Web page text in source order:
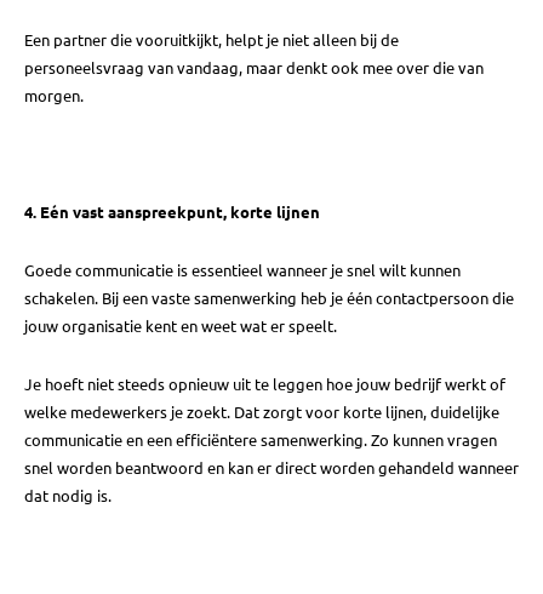
Een partner die vooruitkijkt, helpt je niet alleen bij de
personeelsvraag van vandaag, maar denkt ook mee over die van
morgen.
4. Eén vast aanspreekpunt, korte lijnen
Goede communicatie is essentieel wanneer je snel wilt kunnen
schakelen. Bij een vaste samenwerking heb je één contactpersoon die
jouw organisatie kent en weet wat er speelt.
Je hoeft niet steeds opnieuw uit te leggen hoe jouw bedrijf werkt of
welke medewerkers je zoekt. Dat zorgt voor korte lijnen, duidelijke
communicatie en een efficiëntere samenwerking. Zo kunnen vragen
snel worden beantwoord en kan er direct worden gehandeld wanneer
dat nodig is.